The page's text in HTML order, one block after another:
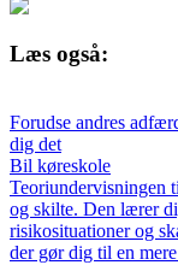
Læs også:
Forudse andres
dig det
Bil køreskole
Teoriundervisningen
og skilte. Den lærer
risikosituationer og
der gør dig til en